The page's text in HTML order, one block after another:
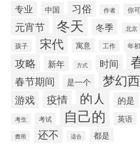
专业 中国 习俗 作者 你
元宵节 冬天 冬季 北京
孩子 宋代 寓意 工作 年初
攻略 新年 方式 时间
春节期间 是一个 梦幻
游戏 疫情 的人 的是
考生 考试 自己的 英语
费用 还不 适合 都是